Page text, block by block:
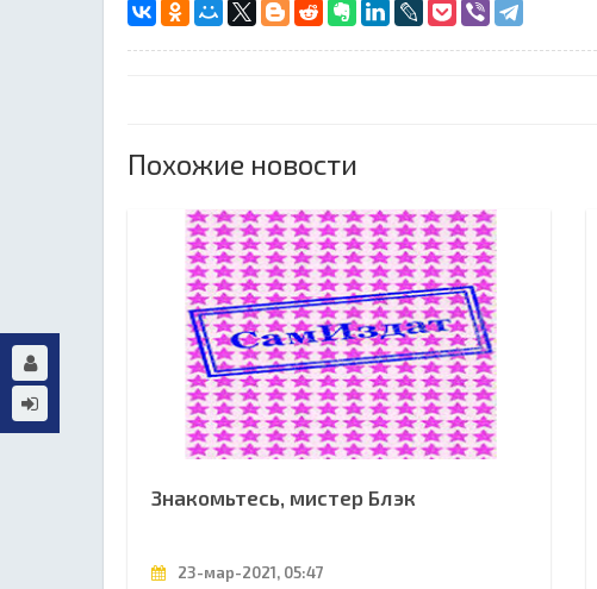
Похожие новости
Знакомьтесь, мистер Блэк
23-мар-2021, 05:47